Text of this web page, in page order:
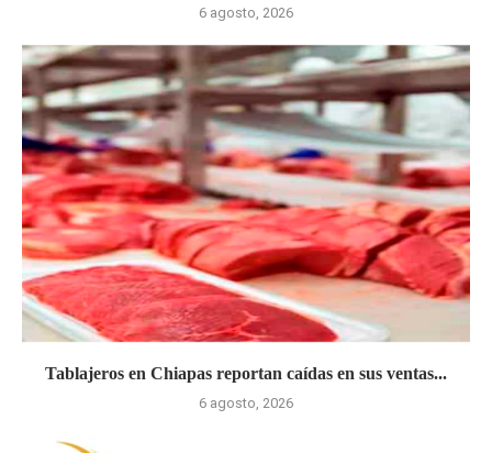
6 agosto, 2026
Tablajeros en Chiapas reportan caídas en sus ventas...
6 agosto, 2026